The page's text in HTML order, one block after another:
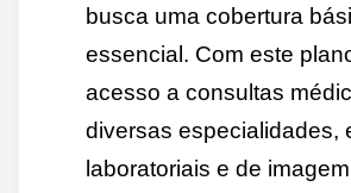
busca uma cobertura
essencial. Com este
acesso a consultas
diversas especialidades,
laboratoriais e de